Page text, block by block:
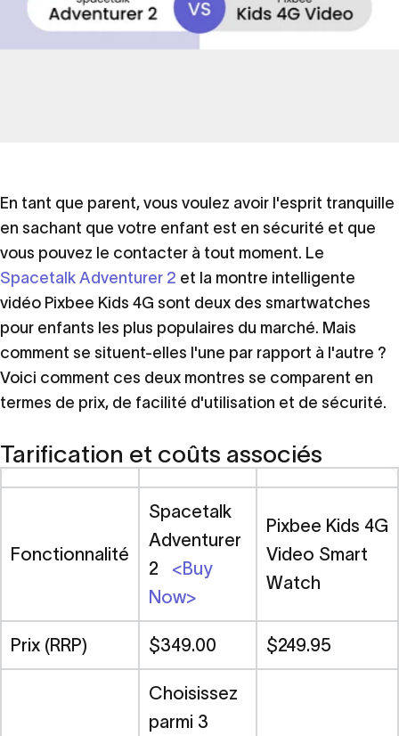
Spacetalk Adventurer
PixbeeKids4GVideo
Smart Watch-
Comparaisondu prix,des
fonctionnalitésetde la
sécurité
Ressources
familiales
Spacetalk Adventurer 2 vs Pixbee Kids 4G Video
Smart Watch - Comparaison du prix, des
fonctionnalités et de la sécurité
En tant que parent, vous voulez avoir l'esprit tranquille
en sachant que votre enfant est en sécurité et que
vous pouvez le contacter à tout moment. Le
Spacetalk Adventurer 2 et la montre intelligente
vidéo Pixbee Kids 4G sont deux des smartwatches
pour enfants les plus populaires du marché. Mais
comment se situent-elles l'une par rapport à l'autre ?
Voici comment ces deux montres se comparent en
termes de prix, de facilité d'utilisation et de sécurité.
Tarification et coûts associés
Fonctionnalité
Spacetalk
Adventurer
2 <Buy
Now>
Pixbee Kids 4G
Video Smart
Watch
Prix (RRP) $349.00 $249.95
Choisissez
parmi 3